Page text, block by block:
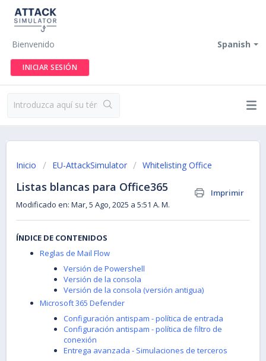
Spanish
Bienvenido
INICIAR SESIÓN
Inicio EU-AttackSimulator Whitelisting Office
Listas blancas para Office365
Imprimir
Modificado en: Mar, 5 Ago, 2025 a 5:51 A. M.
ÍNDICE DE CONTENIDOS
Reglas de Mail Flow
Versión de Powershell
Versión de la consola
Versión de la consola (versión antigua)
Microsoft 365 Defender
Configuración antispam - política de entrada
Configuración antispam - política de filtro de
conexión
Entrega avanzada - Simulaciones de terceros